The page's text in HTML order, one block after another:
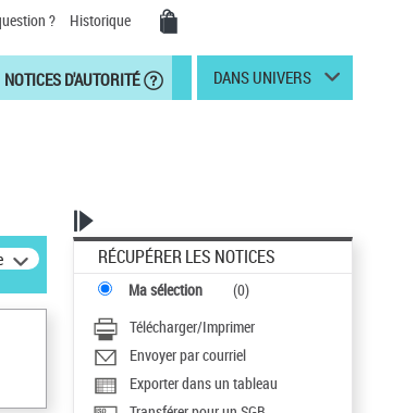
? Historique
NOTICES D'AUTORITÉ DANS UNIVERS
RÉCUPÉRER LES NOTICES
Ma sélection (0)
Télécharger/Imprimer
Envoyer par courriel
Exporter dans un tableau